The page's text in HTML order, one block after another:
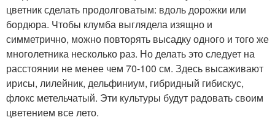
цветник сделать продолговатым: вдоль дорожки или
бордюра. Чтобы клумба выглядела изящно и
симметрично, можно повторять высадку одного и того же
многолетника несколько раз. Но делать это следует на
расстоянии не менее чем 70-100 см. Здесь высаживают
ирисы, лилейник, дельфиниум, гибридный гибискус,
флокс метельчатый. Эти культуры будут радовать своим
цветением все лето.